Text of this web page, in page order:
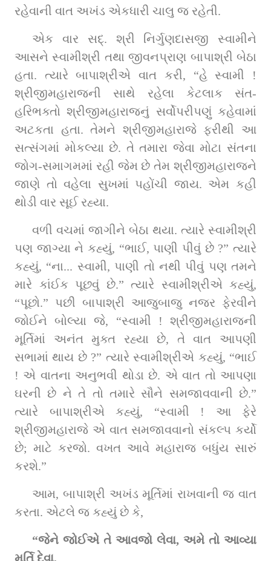
રહેવાની વાત અખંડ એકધારી ચાલુ જ રહેતી.
એક વાર સદ્‌. શ્રી નિર્ગુણદાસજી સ્વામીને
આસને સ્વામીશ્રી તથા જીવનપ્રાણ બાપાશ્રી બેઠા
હતા. ત્યારે બાપાશ્રીએ વાત કરી, “હે સ્વામી !
શ્રીજીમહારાજની સાથે રહેલા કેટલાક સંત-
હરિભક્તો શ્રીજીમહારાજનું સર્વોપરીપણું કહેવામાં
અટકતા હતા. તેમને શ્રીજીમહારાજે ફરીથી આ
સત્સંગમાં મોકલ્યા છે. તે તમારા જેવા મોટા સંતના
જોગ-સમાગમમાં રહી જેમ છે તેમ શ્રીજીમહારાજને
જાણે તો વહેલા સુખમાં પહોંચી જાય. એમ કહી
થોડી વાર સૂઈ રહ્યા.
વળી વચમાં જાગીને બેઠા થયા. ત્યારે સ્વામીશ્રી
પણ જાગ્યા ને કહ્યું, “ભાઈ, પાણી પીવું છે ?” ત્યારે
કહ્યું, “ના... સ્વામી, પાણી તો નથી પીવું પણ તમને
મારે કાંઈક પૂછવું છે.” ત્યારે સ્વામીશ્રીએ કહ્યું,
“પૂછો.” પછી બાપાશ્રી આજુબાજુ નજર ફેરવીને
જોઈને બોલ્યા જે, “સ્વામી ! શ્રીજીમહારાજની
મૂર્તિમાં અનંત મુક્ત રહ્યા છે, તે વાત આપણી
સભામાં થાય છે ?” ત્યારે સ્વામીશ્રીએ કહ્યું, “ભાઈ
! એ વાતના અનુભવી થોડા છે. એ વાત તો આપણા
ઘરની છે ને તે તો તમારે સૌને સમજાવવાની છે.”
ત્યારે બાપાશ્રીએ કહ્યું, “સ્વામી ! આ ફેરે
શ્રીજીમહારાજે એ વાત સમજાવવાનો સંકલ્પ કર્યો
છે; માટે કરજો. વખત આવે મહારાજ બધુંય સારું
કરશે.”
આમ, બાપાશ્રી અખંડ મૂર્તિમાં રાખવાની જ વાત
કરતા. એટલે જ કહ્યું છે કે,
“જેને જોઈએ તે આવજો લેવા, અમે તો આવ્યા
મૂર્તિ દેવા,